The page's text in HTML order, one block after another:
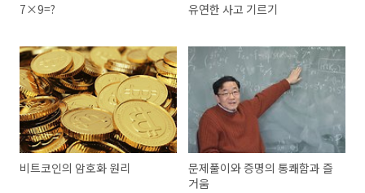
7×9=? 유연한 사고 기르기
비트코인의 암호화 원리
문제풀이와 증명의 통쾌함과 즐
거움